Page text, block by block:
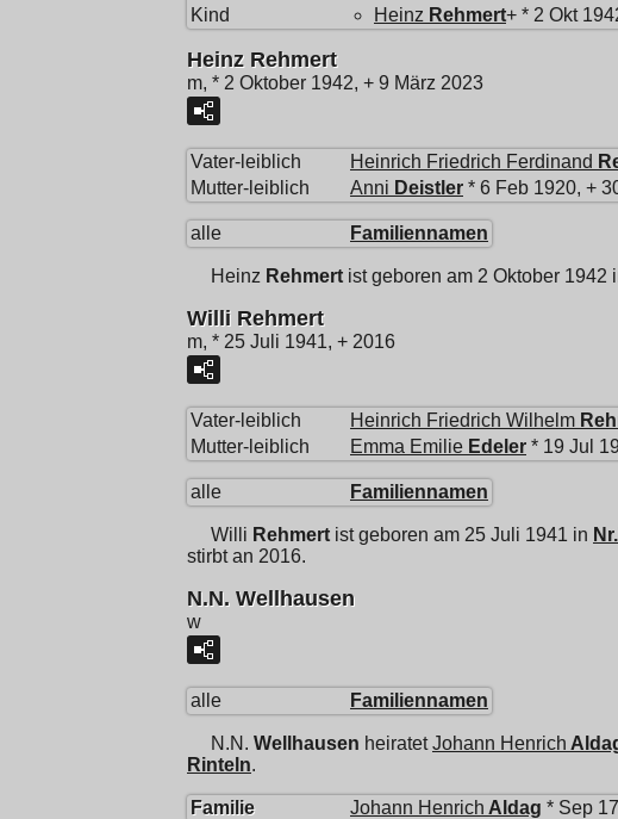
Kind
Heinz Rehmert+ * 2 Okt
Heinz Rehmert
m, * 2 Oktober 1942, + 9 März 2023
Vater-leiblich Heinrich Friedrich Ferdinand
Mutter-leiblich
Anni Deistler * 6 Feb 1920, +
alle Familiennamen
Heinz Rehmert ist geboren am 2 Oktober 1942
Willi Rehmert
m, * 25 Juli 1941, + 2016
Vater-leiblich Heinrich Friedrich Wilhelm
Mutter-leiblich
Emma Emilie Edeler * 19 Jul
alle Familiennamen
Willi Rehmert ist geboren am 25 Juli 1941 in
stirbt an 2016.
N.N. Wellhausen
w
alle Familiennamen
N.N. Wellhausen heiratetJohann Henrich
Rinteln.
Familie Johann Henrich Aldag * Sep